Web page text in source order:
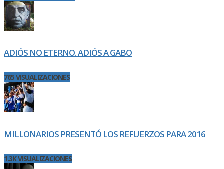
ADIÓS NO ETERNO. ADIÓS A GABO
765 VISUALIZACIONES
MILLONARIOS PRESENTÓ LOS REFUERZOS PARA 2016
1.3K VISUALIZACIONES